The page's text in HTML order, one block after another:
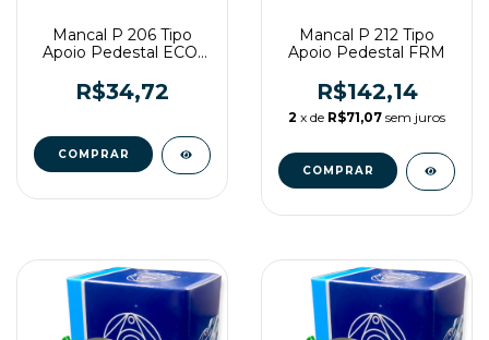
Mancal P 206 Tipo
Apoio Pedestal ECO-
R$34,72
Mancal P 212 Tipo
Apoio Pedestal FRM
R$142,14
2 x de R$71,07 sem juros